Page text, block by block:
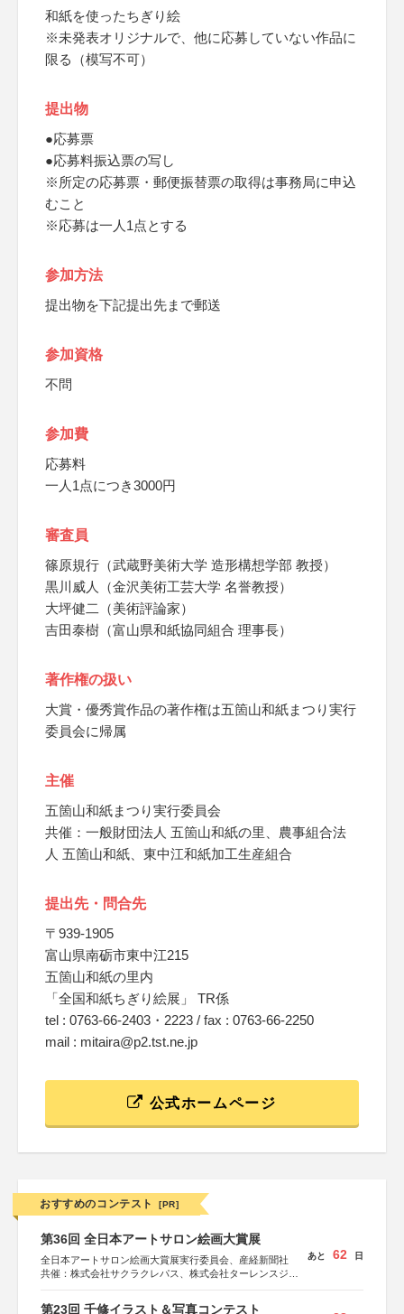
和紙を使ったちぎり絵
※未発表オリジナルで、他に応募していない作品に
限る（模写不可）
提出物
●応募票
●応募料振込票の写し
※所定の応募票・郵便振替票の取得は事務局に申込
むこと
※応募は一人1点とする
参加方法
提出物を下記提出先まで郵送
参加資格
不問
参加費
応募料
一人1点につき3000円
審査員
篠原規行（武蔵野美術大学 造形構想学部 教授）
黒川威人（金沢美術工芸大学 名誉教授）
大坪健二（美術評論家）
吉田泰樹（富山県和紙協同組合 理事長）
著作権の扱い
大賞・優秀賞作品の著作権は五箇山和紙まつり実行
委員会に帰属
主催
五箇山和紙まつり実行委員会
共催：一般財団法人 五箇山和紙の里、農事組合法
人 五箇山和紙、東中江和紙加工生産組合
提出先・問合先
〒939-1905
富山県南砺市東中江215
五箇山和紙の里内
「全国和紙ちぎり絵展」 TR係
tel : 0763-66-2403・2223 / fax : 0763-66-2250
mail : mitaira@p2.tst.ne.jp
公式ホームページ
おすすめのコンテスト [PR]
第36回 全日本アートサロン絵画大賞展
全日本アートサロン絵画大賞展実行委員会、産経新聞社
共催：株式会社サクラクレパス、株式会社ターレンスジャ
あと 62 日
第23回 千修イラスト＆写真コンテスト